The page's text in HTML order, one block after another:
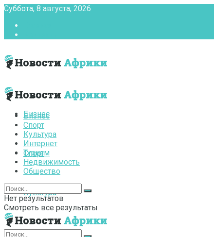
Суббота, 8 августа, 2026
Бизнес
Спорт
Культура
Интернет
Бизнес
Спорт
Культура
Интернет
Туризм
Недвижимость
Общество
Нет результатов
Смотреть все результаты